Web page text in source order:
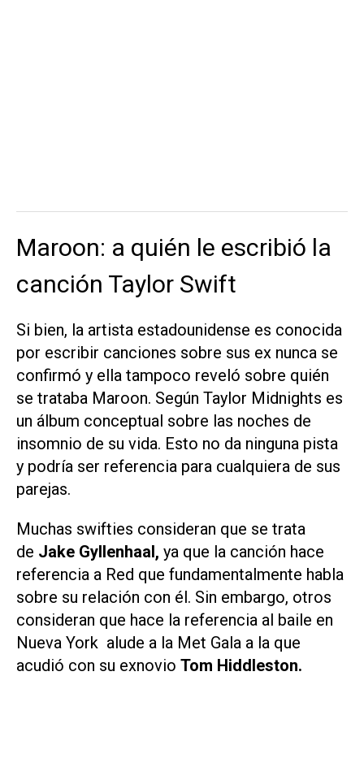
Maroon: a quién le escribió la
canción Taylor Swift
Si bien, la artista estadounidense es conocida
por escribir canciones sobre sus ex nunca se
confirmó y ella tampoco reveló sobre quién
se trataba Maroon. Según Taylor Midnights es
un álbum conceptual sobre las noches de
insomnio de su vida. Esto no da ninguna pista
y podría ser referencia para cualquiera de sus
parejas.
Muchas swifties consideran que se trata
de Jake Gyllenhaal, ya que la canción hace
referencia a Red que fundamentalmente habla
sobre su relación con él. Sin embargo, otros
consideran que hace la referencia al baile en
Nueva York alude a la Met Gala a la que
acudió con su exnovio Tom Hiddleston.